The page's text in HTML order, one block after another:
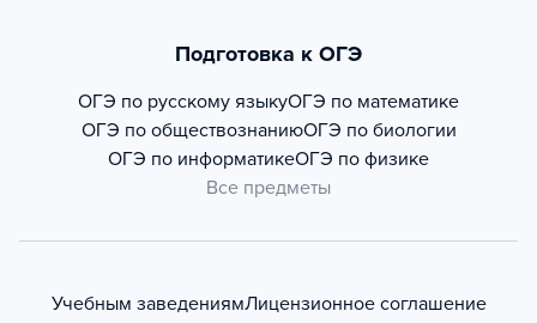
Подготовка к ОГЭ
ОГЭ по русскому языкуОГЭ по математике
ОГЭ по обществознаниюОГЭ по биологии
ОГЭ по информатикеОГЭ по физике
Все предметы
Учебным заведениямЛицензионное соглашение